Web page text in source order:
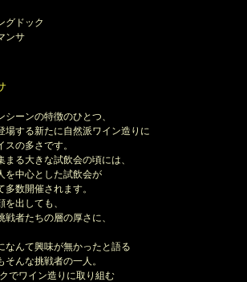
グドック
ンサ
ーンの特徴のひとつ、
する新たに自然派ワイン造りに
の多さです。
る大きな試飲会の頃には、
中心とした試飲会が
数開催されます。
出しても、
者たちの層の厚さに、
んて興味が無かったと語る
んな挑戦者の一人。
でワイン造りに取り組む